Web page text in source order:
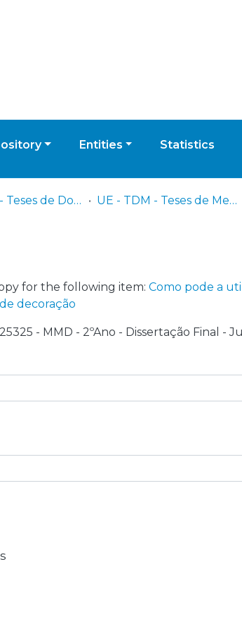
Entities Statistics
UE - TDM - Teses de Doutoramento e Mestrado UE - TDM - Teses de Mestrado
for the following item: Como pode a
decoração
- MMD - 2ºAno - Dissertação Final -